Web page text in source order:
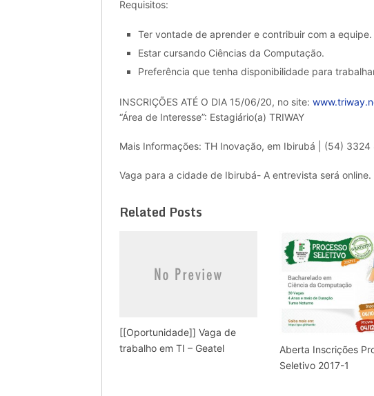
Requisitos:
Ter vontade de aprender e contribuir com a equipe.
Estar cursando Ciências da Computação.
Preferência que tenha disponibilidade para
INSCRIÇÕES ATÉ O DIA 15/06/20, no site:
“Área de Interesse”: Estagiário(a) TRIWAY
Mais Informações: TH Inovação, em Ibirubá | (54) 3324
Vaga para a cidade de Ibirubá- A entrevista será online.
Related Posts
[[Oportunidade]] Vaga de
trabalho em TI – Geatel
Aberta Inscrições
Seletivo 2017-1